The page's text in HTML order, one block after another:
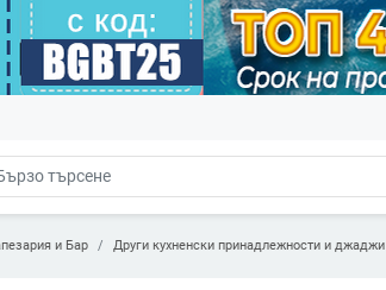
и Бар Други кухненски принадлежности и джаджи